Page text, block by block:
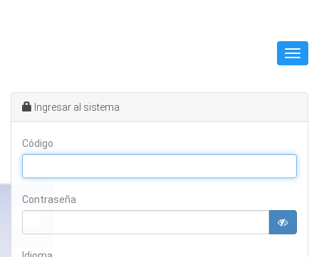
Abrir
menú
Ingresar al sistema
Código
Contraseña